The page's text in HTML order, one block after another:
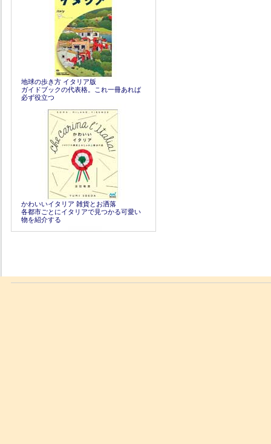
地球の歩き方 イタリア版
ガイドブックの代表格。これ一冊あれば
必ず役立つ
かわいいイタリア 雑貨とお洒落
各都市ごとにイタリアで見つかる可愛い
物を紹介する